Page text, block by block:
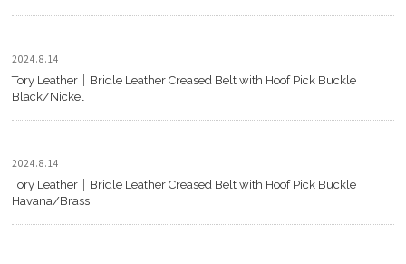
2024.8.14
Tory Leather｜Bridle Leather Creased Belt with Hoof Pick Buckle｜
Black/Nickel
2024.8.14
Tory Leather｜Bridle Leather Creased Belt with Hoof Pick Buckle｜
Havana/Brass